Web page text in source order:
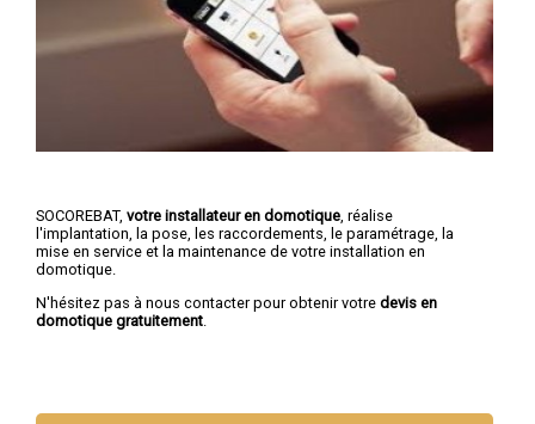
SOCOREBAT, votre installateur en domotique , réalise
l'implantation, la pose, les raccordements, le paramétrage, la
mise en service et la maintenance de votre installation en
domotique.
N'hésitez pas à nous contacter pour obtenir votre devis en
domotique gratuitement